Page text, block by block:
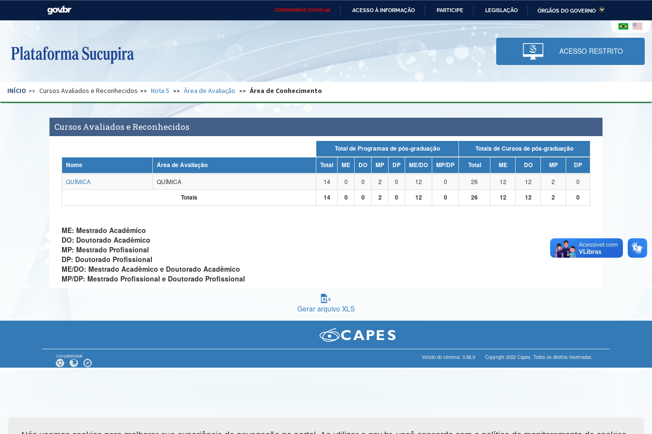
CORONAVÍRUS (COVID-19) ACESSO À INFORMAÇÃO PARTICIPE LEGISLAÇÃO ÓRGÃOS DO GOVERNO
Casa Civil Ministério das Relações Ministério da Economia Ministério da Infraestrutura
Pecuária e Abastecimento
Ministério da Ciência,
Tecnologia, Inovações e
Comunicações
Ministério do Desenvolvimento
Regional e dos Direitos Humanos
Secretaria de Governo Gabinete de Segurança Advocacia-Geral da União Banco Central do Brasil Planalto
ACESSO RESTRITO
INÍCIO Cursos Avaliados e Reconhecidos Nota 5 Área de Avaliação Área de Conhecimento
Cursos Avaliados e Reconhecidos
Total de Programas de pós-graduação
Totais de Cursos de pós-graduação
Nome
Área de Avaliação Total ME DO MP DP ME/DO MP/DP Total ME DO MP
DP
QUÍMICA
QUÍMICA 14 0 0 2 0 12 0 26 12 12 2
0
Totais
14 0 0 2 0 12 0 26 12 12 2 0
ME: Mestrado Acadêmico
DO: Doutorado Acadêmico
MP: Mestrado Profissional
DP: Doutorado Profissional
ME/DO: Mestrado Acadêmico e Doutorado Acadêmico
MP/DP: Mestrado Profissional e Doutorado Profissional
Gerar arquivo XLS
Compatibilidade Versão do sistema: 3.88.9 Copyright 2022 Capes. Todos os direitos reservados.